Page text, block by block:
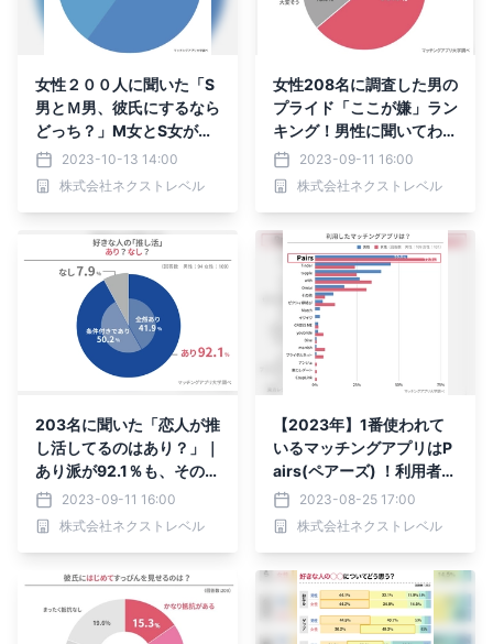
女性２００人に聞いた「S
男とＭ男、彼氏にするなら
どっち？」M女とS女が実
際に付き合ってるのはS
男・M男？
2023-10-13 14:00
株式会社ネクストレベル
女性208名に調査した男の
プライド「ここが嫌」ラン
キング！男性に聞いてわか
ったプライドを傷つけない
「正しいトリセツ」も
2023-09-11 16:00
株式会社ネクストレベル
203名に聞いた「恋人が推
し活してるのはあり？」｜
あり派が92.1％も、そのう
ち67.6％は使う金額を気に
している
2023-09-11 16:00
株式会社ネクストレベル
【2023年】1番使われて
いるマッチングアプリはP
airs(ペアーズ) ！利用者の
52.4%がアプリを複数利
用していると回答
2023-08-25 17:00
株式会社ネクストレベル